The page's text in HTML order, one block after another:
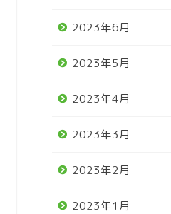
2023年6月
2023年5月
2023年4月
2023年3月
2023年2月
2023年1月